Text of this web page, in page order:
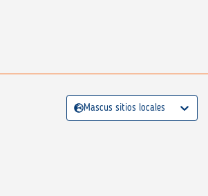
Mascus sitios locales